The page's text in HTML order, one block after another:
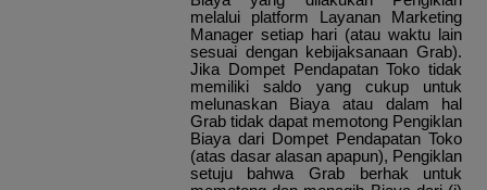
melalui platform Layanan Marketing
Manager setiap hari (atau waktu lain
sesuai dengan kebijaksanaan Grab).
Jika Dompet Pendapatan Toko tidak
memiliki saldo yang cukup untuk
melunaskan Biaya atau dalam hal
Grab tidak dapat memotong Pengiklan
Biaya dari Dompet Pendapatan Toko
(atas dasar alasan apapun), Pengiklan
setuju bahwa Grab berhak untuk